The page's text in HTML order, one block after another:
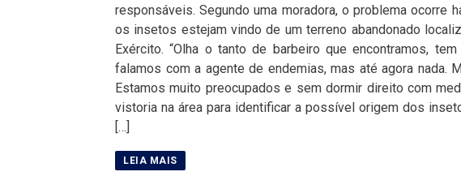
responsáveis. Segundo uma moradora, o problema ocorre
os insetos estejam vindo de um terreno abandonado
Exército. “Olha o tanto de barbeiro que encontramos,
falamos com a agente de endemias, mas até agora nada.
Estamos muito preocupados e sem dormir direito com
vistoria na área para identificar a possível origem dos
[…]